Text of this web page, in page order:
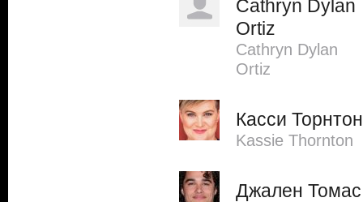
Cathryn Dylan
Ortiz
Cathryn Dylan
Ortiz
Касси Торнтон
Kassie Thornton
Джален Томас